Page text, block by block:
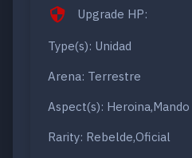
Upgrade HP:
Type(s): Unidad
Arena: Terrestre
Aspect(s): Heroina,Mando
Rarity: Rebelde,Oficial